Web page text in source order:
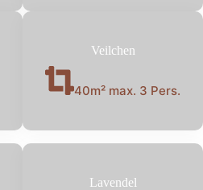
Veilchen
40m² max. 3 Pers.
Lavendel